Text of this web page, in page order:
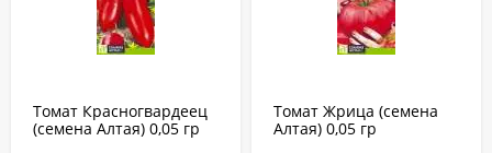
Томат Красногвардеец
(семена Алтая) 0,05 гр
Томат Жрица (семена
Алтая) 0,05 гр